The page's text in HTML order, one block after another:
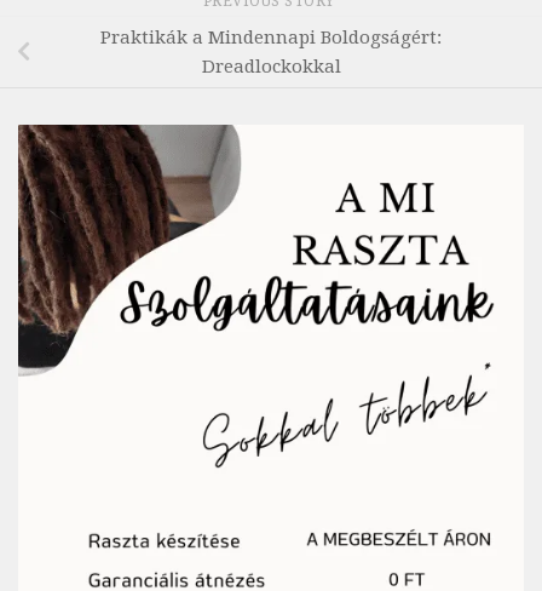
Praktikák a Mindennapi Boldogságért:
Dreadlockokkal